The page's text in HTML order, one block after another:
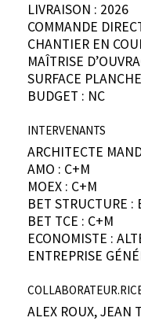
LIVRAISON : 2026
COMMANDE
CHANTIER EN
MAÎTRISE
SURFACE
BUDGET : NC
INTERVENANTS
ARCHITECTE
AMO : C+M
MOEX : C+M
BET STRUCTURE :
BET TCE : C+M
ECONOMISTE :
ENTREPRISE
ALEX ROUX, JEAN